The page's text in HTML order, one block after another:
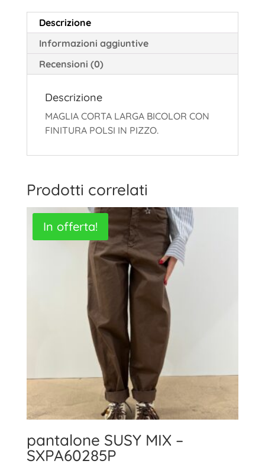
Descrizione
Informazioni aggiuntive
Recensioni (0)
Descrizione
MAGLIA CORTA LARGA BICOLOR CON
FINITURA POLSI IN PIZZO.
Prodotti correlati
In offerta!
pantalone SUSY MIX –
SXPA60285P